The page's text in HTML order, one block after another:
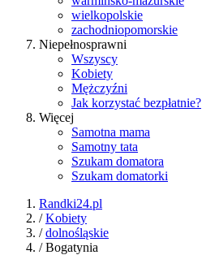
wielkopolskie
zachodniopomorskie
Niepełnosprawni
Wszyscy
Kobiety
Mężczyźni
Jak korzystać bezpłatnie?
Więcej
Samotna mama
Samotny tata
Szukam domatora
Szukam domatorki
Randki24.pl
/Kobiety
/dolnośląskie
/ Bogatynia